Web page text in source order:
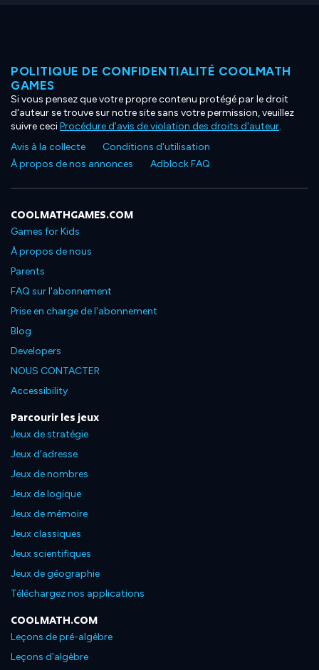
POLITIQUE DE CONFIDENTIALITÉ COOLMATH
GAMES
Si vous pensez que votre propre contenu protégé par le droit
d'auteur se trouve sur notre site sans votre permission, veuillez
suivre ceciProcédure d'avis de violation des droits d'auteur.
Avis à la collecte
Conditions d'utilisation
À propos de nos annonces
Adblock FAQ
COOLMATHGAMES.COM
Games for Kids
À propos de nous
Parents
FAQ sur l'abonnement
Prise en charge de l'abonnement
Blog
Developers
NOUS CONTACTER
Accessibility
Parcourir les jeux
Jeux de stratégie
Jeux d'adresse
Jeux de nombres
Jeux de logique
Jeux de mémoire
Jeux classiques
Jeux scientifiques
Jeux de géographie
Téléchargez nos applications
COOLMATH.COM
Leçons de pré-algèbre
Leçons d'algèbre